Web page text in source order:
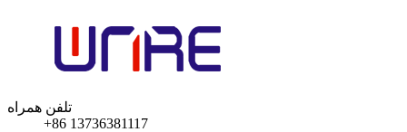
تلفن همراه
+86 13736381117